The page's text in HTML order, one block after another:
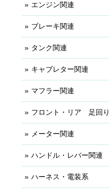
エンジン関連
ブレーキ関連
タンク関連
キャブレター関連
マフラー関連
フロント・リア 足回り
メーター関連
ハンドル・レバー関連
ハーネス・電装系